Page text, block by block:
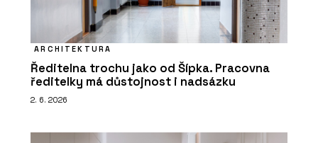
ARCHITEKTURA
Ředitelna trochu jako od Šípka. Pracovna
ředitelky má důstojnost i nadsázku
2. 6. 2026